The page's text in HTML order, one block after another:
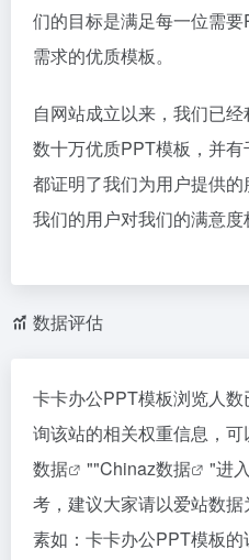
们的目标是满足每一位需
需求的优质模板。
自网站成立以来，我们已
数十万优质PPT模板，并
都证明了我们为用户提供的
我们的用户对我们的满意度
数据评估
卡卡办公PPT模板浏览人
询该站的相关权重信息，可
数据
""Chinaz数据
"进
考，建议大家请以爱站数
素如：卡卡办公PPT模板